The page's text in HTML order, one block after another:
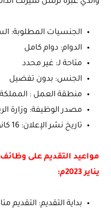
الجنسيات المطلوبة:
الدوام: دوام كامل
متاحة لـ: غير محدد
الجنس: بدون تفضيل
منطقة العمل : المملكة
مصدر الوظيفة: وزارة
تاريخ نشر الإعلان: 16 كانون ثاني/يناير 2023.
مواعيد التقديم على وظائف
يناير 2023م: